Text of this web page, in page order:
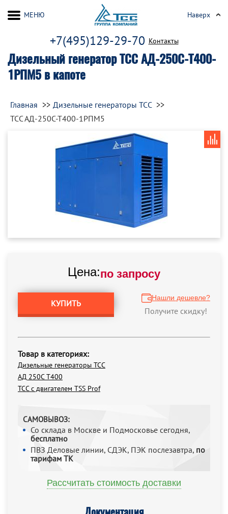
Дизельный генератор ТСС АД-250С-Т400-
1РПМ5 в капоте
+7(495)129-29-70 Контакты
МЕНЮ Наверх
Главная
Дизельные генераторы ТСС
ТСС АД-250С-Т400-1РПМ5
Цена:по запросу
КУПИТЬ
Нашли дешевле?
Получите скидку!
Товар в категориях:
Дизельные генераторы ТСС
АД 250С Т400
ТСС с двигателем TSS Prof
САМОВЫВОЗ:
Со склада в Москве и Подмосковье сегодня,
бесплатно
ПВЗ Деловые линии, СДЭК, ПЭК послезавтра, по
тарифам ТК
Рассчитать стоимость доставки